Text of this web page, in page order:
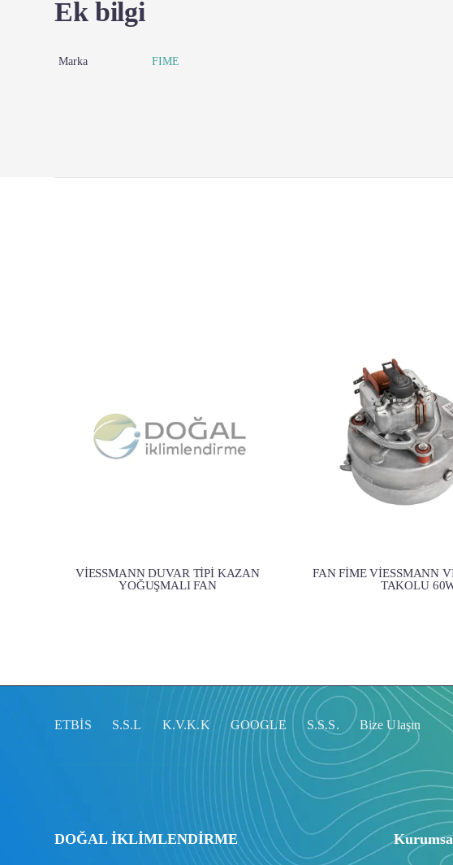
Ek bilgi
Marka FIME
VİESSMANN DUVAR TİPİ KAZAN
YOĞUŞMALI FAN
FAN FİME VİESSMANN
TAKOLU
ETBİS S.S.L K.V.K.K GOOGLE S.S.S. Bize Ulaşın
DOĞAL İKLİMLENDİRME